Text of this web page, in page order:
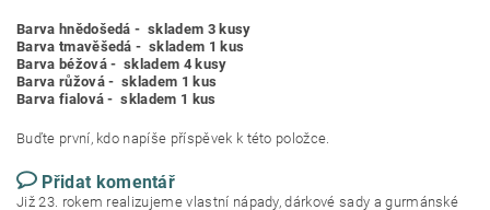
Barva hnědošedá - skladem 3 kusy
Barva tmavěšedá - skladem 1 kus
Barva béžová - skladem 4 kusy
Barva růžová - skladem 1 kus
Barva fialová - skladem 1 kus
Buďte první, kdo napíše příspěvek k této položce.
Přidat komentář
Již 23. rokem realizujeme vlastní nápady, dárkové sady a gurmánské